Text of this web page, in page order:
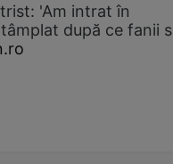
'Am intrat în
după ce fanii